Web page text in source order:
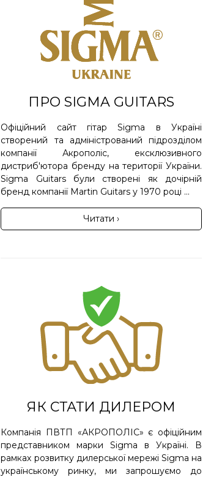
ПРО SIGMA GUITARS
Офіційний сайт гітар Sigma в Україні
створений та адміністрований підрозділом
компанії Акрополіс, ексклюзивного
дистриб'ютора бренду на території України.
Sigma Guitars були створені як дочірній
бренд компанії Martin Guitars у 1970 році ...
Читати ›
ЯК СТАТИ ДИЛЕРОМ
Компанія ПВТП «АКРОПОЛІС» є офіційним
представником марки Sigma в Україні. В
рамках розвитку дилерської мережі Sigma на
українському ринку, ми запрошуємо до